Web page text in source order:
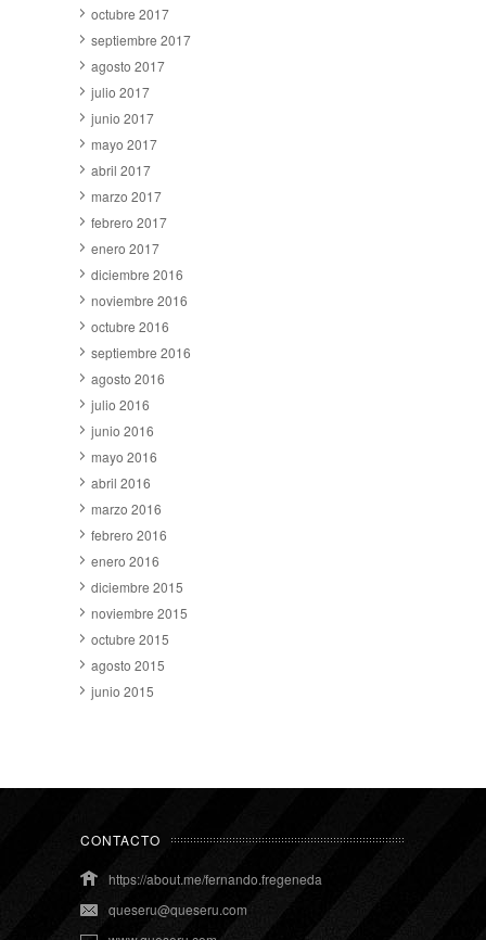
octubre 2017
septiembre 2017
agosto 2017
julio 2017
junio 2017
mayo 2017
abril 2017
marzo 2017
febrero 2017
enero 2017
diciembre 2016
noviembre 2016
octubre 2016
septiembre 2016
agosto 2016
julio 2016
junio 2016
mayo 2016
abril 2016
marzo 2016
febrero 2016
enero 2016
diciembre 2015
noviembre 2015
octubre 2015
agosto 2015
junio 2015
CONTACTO
https://about.me/fernando.fregeneda
queseru@queseru.com